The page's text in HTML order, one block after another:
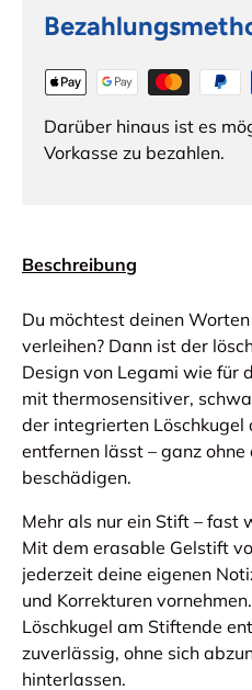
Darüber hinaus ist es
Vorkasse zu bezahlen.
Beschreibung
Du möchtest deinen
verleihen? Dann ist der
Design von Legami wie für
mit thermosensitiver,
der integrierten Löschkugel
entfernen lässt – ganz ohne
beschädigen.
Mehr als nur ein Stift – fast
Mit dem erasable Gelstift
jederzeit deine eigenen
und Korrekturen
Löschkugel am Stiftende
zuverlässig, ohne sich
hinterlassen.